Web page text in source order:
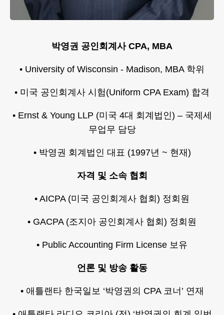
박영권 공인회계사 CPA, MBA
• University of Wisconsin - Madison, MBA 학위
• 미국 공인회계사 시험(Uniform CPA Exam) 합격
• Ernst & Young LLP (미국 4대 회계법인) – 국제세
무업무 담당
• 박영권 회계법인 대표 (1997년 ~ 현재)
자격 및 소속 협회
• AICPA (미국 공인회계사 협회) 정회원
• GACPA (조지아 공인회계사 협회) 정회원
• Public Accounting Firm License 보유
언론 및 방송 활동
• 애틀랜타 한국일보 ‘박영권의 CPA 코너’ 연재